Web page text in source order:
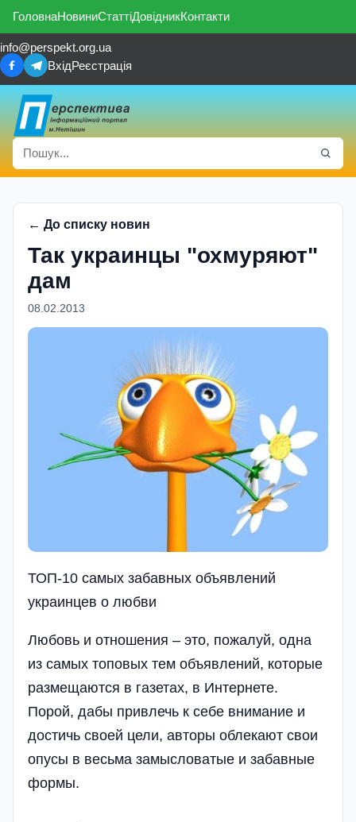
ГоловнаНовиниСтаттіДовідникКонтакти
info@perspekt.org.ua
ВхідРеєстрація
← До списку новин
Так украинцы "охмуряют"
дам
08.02.2013
ТОП-10 самых забавных объявлений
украинцев о любви
Любовь и отношения – это, пожалуй, одна
из самых топовых тем объявлений, которые
размещаются в газетах, в Интернете.
Порой, дабы привлечь к себе внимание и
достичь своей цели, авторы облекают свои
опусы в весьма замысловатые и забавные
формы.